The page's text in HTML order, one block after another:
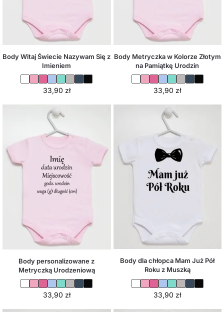
Body Witaj Świecie Nazywam Się z
Imieniem
33,90 zł
Body Metryczka w Kolorze Złotym
na Pamiątkę Urodzin
33,90 zł
Body personalizowane z
Metryczką Urodzeniową
33,90 zł
Body dla chłopca Mam Już Pół
Roku z Muszką
33,90 zł